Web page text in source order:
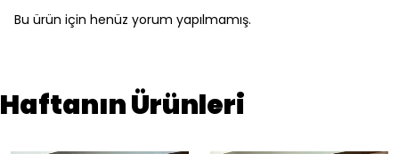
Bu ürün için henüz yorum yapılmamış.
Haftanın Ürünleri